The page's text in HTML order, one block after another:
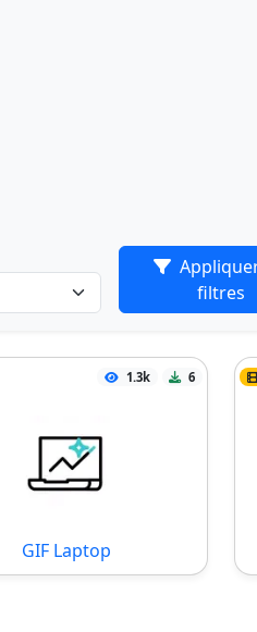
filtres
1.3k 6
GIF Laptop